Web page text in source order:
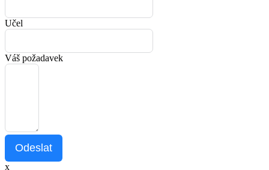
Učel
Váš požadavek
Odeslat
x